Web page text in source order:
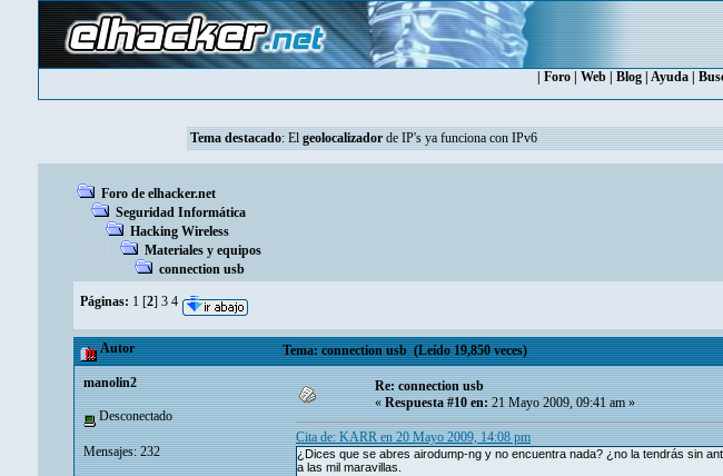
Foro Web Blog Ayuda
Tema destacado: El geolocalizadorde IP's ya funciona con IPv6
Foro de elhacker.net
Seguridad Informática
Hacking Wireless
Materiales y equipos
connection usb
Páginas: 1 [2] 3 4
Autor Tema: connection usb (Leído 19,850 veces)
manolin2
Desconectado
Mensajes: 232
Re: connection usb
«Respuesta #10 en:21 Mayo 2009, 09:41 am »
Cita de: KARR en 20 Mayo 2009, 14:08 pm
¿Dices que se abres airodump-ng y no encuentra nada? ¿no la tendrás sin
a las mil maravillas.